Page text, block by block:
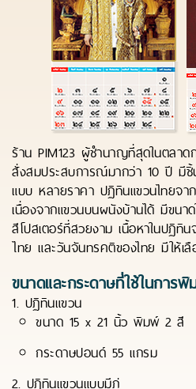
ร้าน PIM123 ผู้ชำนาญที่สุดในตลา
สั่งสมประสบการณ์มากว่า 10 ปี มีชิ้
แบบ หลายราคา ปฏิทินแขวนไทยจา
เนื่องจากแขวนบนผนังบ้านได้ มีขน
สีโปสเตอร์ที่สวยงาม เนื้อหาในปฏิทิ
ไทย และวันจันทรคติของไทย มีให้เ
ขนาดและกระดาษที่ใช้ในการ
1. ปฏิทินแขวน
ขนาด 15 x 21 นิ้ว พิมพ์ 2 สี
กระดาษปอนด์ 55 แกรม
2. ปฏิทินแขวนแบบมีภู่